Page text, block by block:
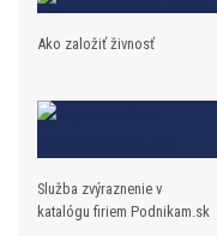
Ako založiť živnosť
Služba zvýraznenie v
katalógu firiem Podnikam.sk